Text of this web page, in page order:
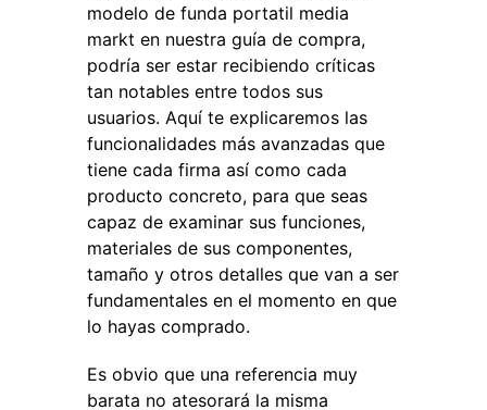
modelo de funda portatil media
markt en nuestra guía de compra,
podría ser estar recibiendo críticas
tan notables entre todos sus
usuarios. Aquí te explicaremos las
funcionalidades más avanzadas que
tiene cada firma así como cada
producto concreto, para que seas
capaz de examinar sus funciones,
materiales de sus componentes,
tamaño y otros detalles que van a ser
fundamentales en el momento en que
lo hayas comprado.
Es obvio que una referencia muy
barata no atesorará la misma